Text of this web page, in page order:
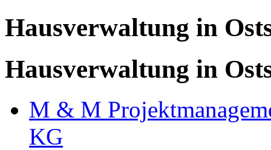
Hausverwaltung in
Hausverwaltung in
M & M
KG